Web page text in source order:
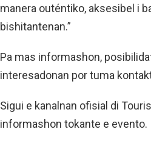
manera outéntiko, aksesibel i
bishitantenan.”
Pa mas informashon,
interesadonan por tuma
Sigui e kanalnan ofisial di
informashon tokante e evento.